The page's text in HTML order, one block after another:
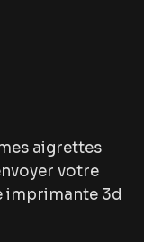
aigrettes
votre
imprimante 3d